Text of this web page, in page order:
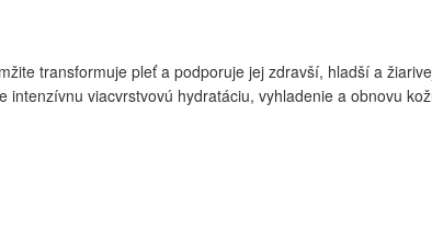
transformuje pleť a podporuje jej zdravší, hladší a
viacvrstvovú hydratáciu, vyhladenie a obnovu